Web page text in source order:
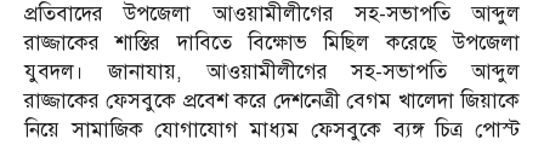
প্রতিবাদের উপজেলা আওয়ামীলীগের সহ-সভাপতি আব্দুল
রাজ্জাকের শাস্তির দাবিতে বিক্ষোভ মিছিল করেছে উপজেলা
যুবদল। জানাযায়, আওয়ামীলীগের সহ-সভাপতি আব্দুল
রাজ্জাকের ফেসবুকে প্রবেশ করে দেশনেত্রী বেগম খালেদা জিয়াকে
নিয়ে সামাজিক যোগাযোগ মাধ্যম ফেসবুকে ব্যঙ্গ চিত্র পোস্ট